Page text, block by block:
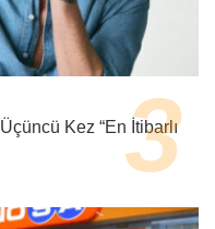
Kez “En İtibarlı